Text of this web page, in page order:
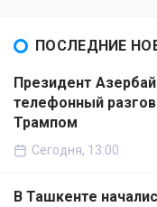
ПОСЛЕДНИЕ
Президент
телефонный
Трампом
Сегодня, 13:00
В Ташкенте